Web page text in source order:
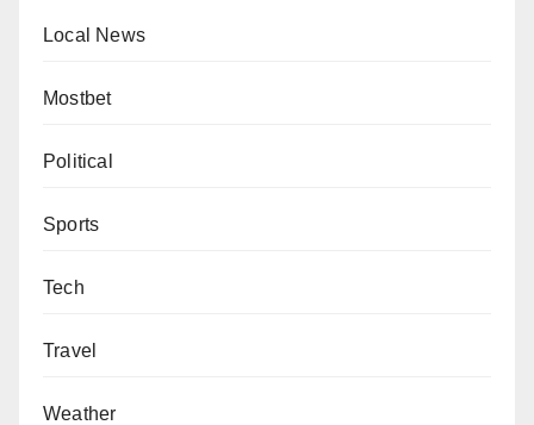
Local News
Mostbet
Political
Sports
Tech
Travel
Weather